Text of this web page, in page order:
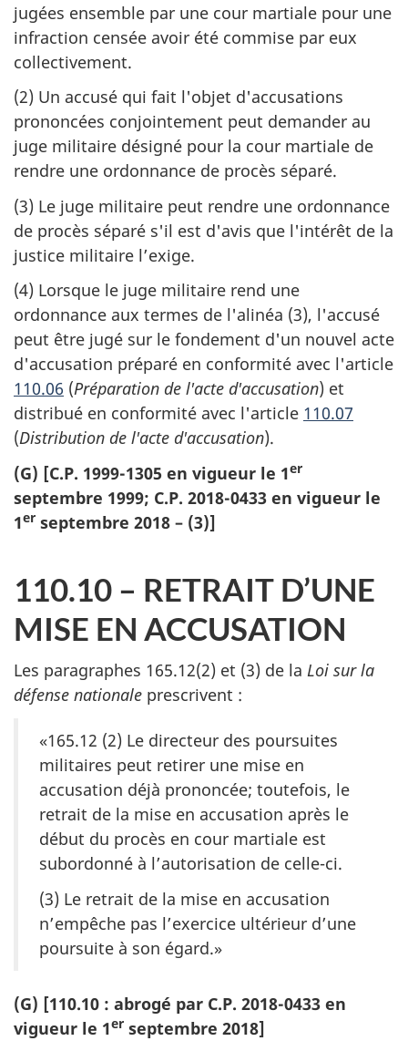
jugées ensemble par une cour martiale pour une
infraction censée avoir été commise par eux
collectivement.
(2) Un accusé qui fait l'objet d'accusations
prononcées conjointement peut demander au
juge militaire désigné pour la cour martiale de
rendre une ordonnance de procès séparé.
(3) Le juge militaire peut rendre une ordonnance
de procès séparé s'il est d'avis que l'intérêt de la
justice militaire l’exige.
(4) Lorsque le juge militaire rend une
ordonnance aux termes de l'alinéa (3), l'accusé
peut être jugé sur le fondement d'un nouvel acte
d'accusation préparé en conformité avec l'article
110.06 (Préparation de l'acte d'accusation) et
distribué en conformité avec l'article 110.07
(Distribution de l'acte d'accusation).
(G) [C.P. 1999-1305 en vigueur le 1er
septembre 1999; C.P. 2018-0433 en vigueur le
1er septembre 2018 – (3)]
110.10 – RETRAIT D’UNE
MISE EN ACCUSATION
Les paragraphes 165.12(2) et (3) de la Loi sur la
défense nationale prescrivent :
«165.12 (2) Le directeur des poursuites
militaires peut retirer une mise en
accusation déjà prononcée; toutefois, le
retrait de la mise en accusation après le
début du procès en cour martiale est
subordonné à l’autorisation de celle-ci.
(3) Le retrait de la mise en accusation
n’empêche pas l’exercice ultérieur d’une
poursuite à son égard.»
(G) [110.10 : abrogé par C.P. 2018-0433 en
vigueur le 1er septembre 2018]